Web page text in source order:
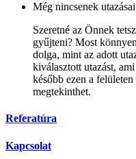
Még nincsenek
Szeretné az Önnek
gyűjteni? Most
dolga, mint az adott
kiválasztott utazást,
később ezen a
megtekinthet.
Referatúra
Kapcsolat